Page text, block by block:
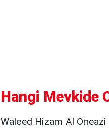
Hangi Mevkide
Waleed Hizam Al